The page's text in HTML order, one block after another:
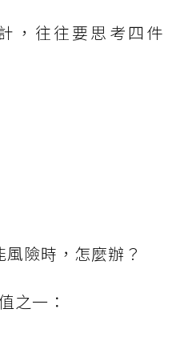
，往往要思考四件
風險時，怎麼辦？
之一：